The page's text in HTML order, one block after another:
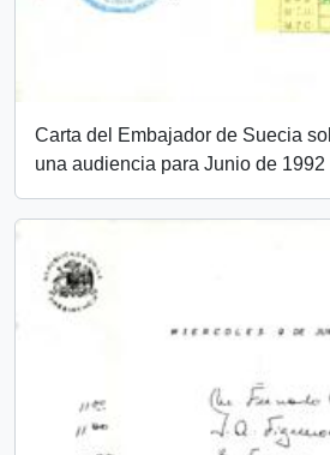
Carta del Embajador de Suecia
una audiencia para Junio de 1992